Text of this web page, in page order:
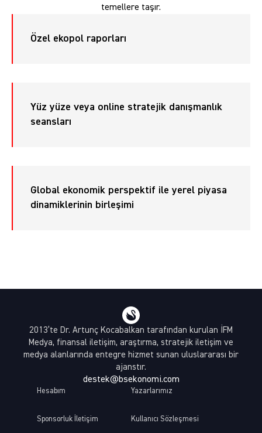
temellere taşır.
Özel ekopol raporları
Yüz yüze veya online stratejik danışmanlık
seansları
Global ekonomik perspektif ile yerel piyasa
dinamiklerinin birleşimi
2013’te Dr. Artunç Kocabalkan tarafından kurulan İFM
Medya, finansal iletişim, araştırma, stratejik iletişim ve
medya alanlarında entegre hizmet sunan uluslararası bir
ajanstır.
destek@bsekonomi.com
Hesabım Yazarlarımız
Sponsorluk İletişim Kullanıcı Sözleşmesi